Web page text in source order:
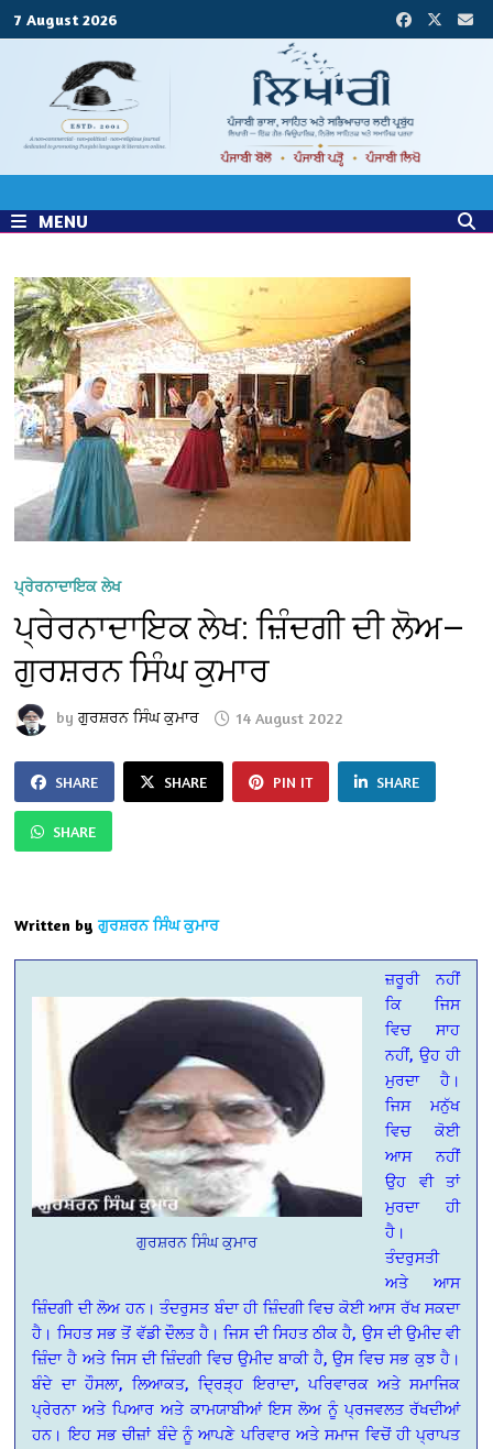
7 August 2026
MENU
ਪ੍ਰੇਰਨਾਦਾਇਕ ਲੇਖ
ਪ੍ਰੇਰਨਾਦਾਇਕ ਲੇਖ: ਜ਼ਿੰਦਗੀ ਦੀ ਲੋਅ—
ਗੁਰਸ਼ਰਨ ਸਿੰਘ ਕੁਮਾਰ
byਗੁਰਸ਼ਰਨ ਸਿੰਘ ਕੁਮਾਰ 14 August 2022
SHARE SHARE PIN IT SHARE
SHARE
Written by ਗੁਰਸ਼ਰਨ ਸਿੰਘ ਕੁਮਾਰ
ਗੁਰਸ਼ਰਨ ਸਿੰਘ ਕੁਮਾਰ
ਜ਼ਰੂਰੀ ਨਹੀਂ
ਕਿ ਜਿਸ
ਵਿਚ ਸਾਹ
ਨਹੀਂ, ਉਹ ਹੀ
ਮੁਰਦਾ ਹੈ।
ਜਿਸ ਮਨੁੱਖ
ਵਿਚ ਕੋਈ
ਆਸ ਨਹੀਂ
ਉਹ ਵੀ ਤਾਂ
ਮੁਰਦਾ ਹੀ
ਹੈ।
ਤੰਦਰੁਸਤੀ
ਅਤੇ ਆਸ
ਜ਼ਿੰਦਗੀ ਦੀ ਲੋਅ ਹਨ। ਤੰਦਰੁਸਤ ਬੰਦਾ ਹੀ ਜ਼ਿੰਦਗੀ ਵਿਚ ਕੋਈ ਆਸ ਰੱਖ ਸਕਦਾ
ਹੈ। ਸਿਹਤ ਸਭ ਤੋਂ ਵੱਡੀ ਦੌਲਤ ਹੈ। ਜਿਸ ਦੀ ਸਿਹਤ ਠੀਕ ਹੈ, ਉਸ ਦੀ ਉਮੀਦ ਵੀ
ਜ਼ਿੰਦਾ ਹੈ ਅਤੇ ਜਿਸ ਦੀ ਜ਼ਿੰਦਗੀ ਵਿਚ ਉਮੀਦ ਬਾਕੀ ਹੈ, ਉਸ ਵਿਚ ਸਭ ਕੁਝ ਹੈ।
ਬੰਦੇ ਦਾ ਹੌਸਲਾ, ਲਿਆਕਤ, ਦ੍ਰਿੜ੍ਹ ਇਰਾਦਾ, ਪਰਿਵਾਰਕ ਅਤੇ ਸਮਾਜਿਕ
ਪ੍ਰੇਰਨਾ ਅਤੇ ਪਿਆਰ ਅਤੇ ਕਾਮਯਾਬੀਆਂ ਇਸ ਲੋਅ ਨੂੰ ਪ੍ਰਜਵਲਤ ਰੱਖਦੀਆਂ
ਹਨ। ਇਹ ਸਭ ਚੀਜ਼ਾਂ ਬੰਦੇ ਨੂੰ ਆਪਣੇ ਪਰਿਵਾਰ ਅਤੇ ਸਮਾਜ ਵਿਚੋਂ ਹੀ ਪ੍ਰਾਪਤ